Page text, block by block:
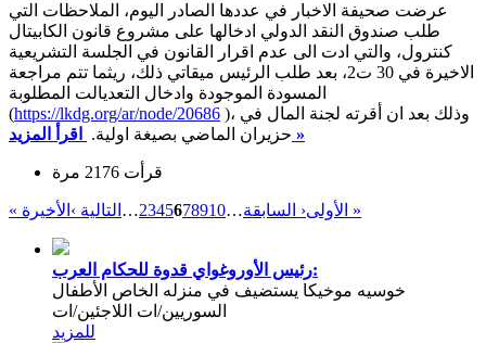
عرضت صحيفة الاخبار في عددها الصادر اليوم، الملاحظات التي
طلب صندوق النقد الدولي ادخالها على مشروع قانون الكابيتال
كنترول، والتي ادت الى عدم اقرار القانون في الجلسة التشريعية
الاخيرة في 30 ت2، بعد طلب الرئيس ميقاتي ذلك، ريثما تتم مراجعة
المسودة الموجودة وادخال التعديالت المطلوبة
(https://lkdg.org/ar/node/20686 )، وذلك بعد ان أقرته لجنة المال في
حزيران الماضي بصيغة اولية. اقرأ المزيد »
قرأت 2176 مرة
« الأولى‹ السابقة…
2345678910
… التالية › الأخيرة »
رئيس الأوروغواي قدوة للحكام العرب:
خوسيه موخيكا يستضيف في منزله الخاص الأطفال
السوريين/ات اللاجئين/ات
للمزيد